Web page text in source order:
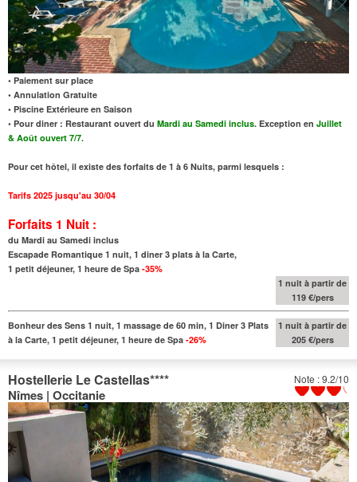
• Paiement sur place
• Annulation Gratuite
• Piscine Extérieure en Saison
• Pour diner : Restaurant ouvert du Mardi au Samedi inclus. Exception en Juillet
& Août ouvert 7/7.
Pour cet hôtel, il existe des forfaits de 1 à 6 Nuits, parmi lesquels :
Tarifs 2025 jusqu'au 30/04
Forfaits 1 Nuit :
du Mardi au Samedi inclus
Escapade Romantique 1 nuit, 1 diner 3 plats à la Carte,
1 petit déjeuner, 1 heure de Spa -35%
1 nuit à partir de
119 €/pers
Bonheur des Sens 1 nuit, 1 massage de 60 min, 1 Diner 3 Plats
à la Carte, 1 petit déjeuner, 1 heure de Spa -26%
1 nuit à partir de
205 €/pers
Note : 9.2/10
Hostellerie Le Castellas****
Nîmes | Occitanie